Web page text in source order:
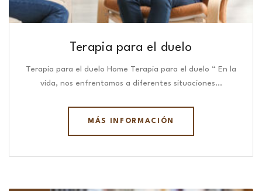
Terapia para el duelo
Terapia para el duelo Home Terapia para el duelo “ En la
vida, nos enfrentamos a diferentes situaciones…
MÁS INFORMACIÓN